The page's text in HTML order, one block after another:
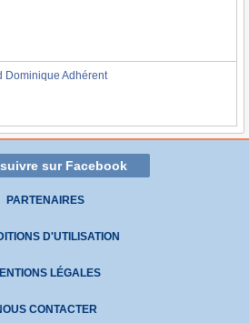
Dominique Adhérent
sur Facebook
PARTENAIRES
D'UTILISATION
LÉGALES
CONTACTER